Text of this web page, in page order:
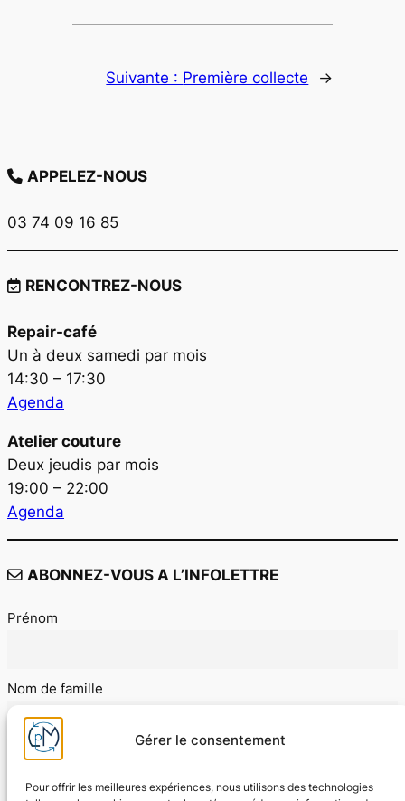
Gérer le consentement
Pour offrir les meilleures expériences, nous utilisons des technologies
Suivante : Première collecte →
APPELEZ-NOUS
03 74 09 16 85
RENCONTREZ-NOUS
Repair-café
Un à deux samedi par mois
14:30 – 17:30
Agenda
Atelier couture
Deux jeudis par mois
19:00 – 22:00
Agenda
ABONNEZ-VOUS A L’INFOLETTRE
Prénom
Nom de famille
E-mail